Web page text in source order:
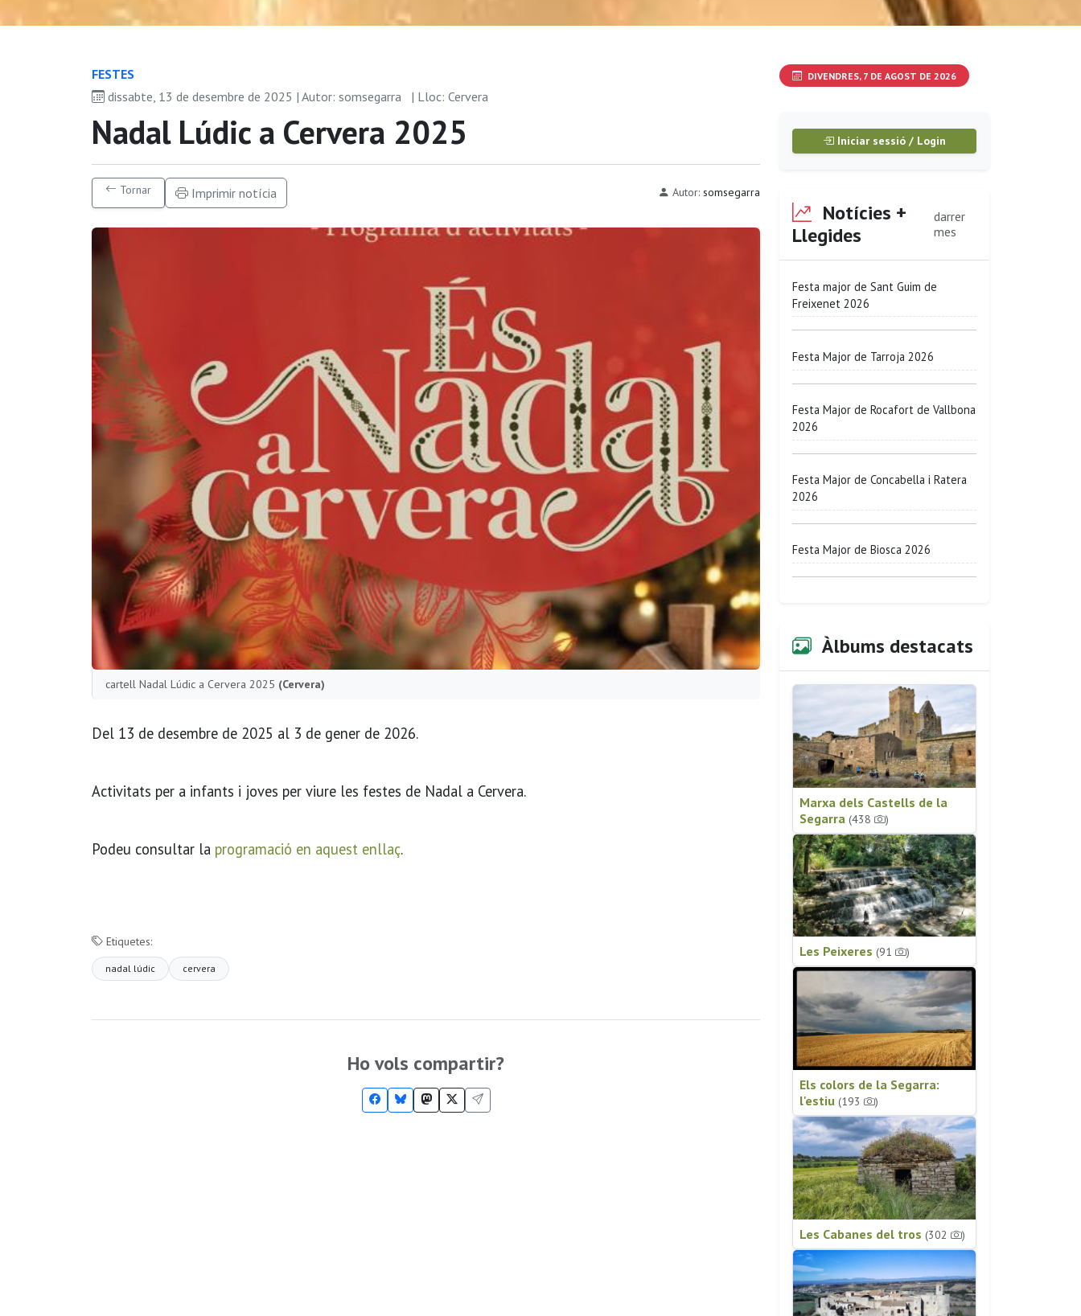
FESTES
dissabte, 13 de desembre de 2025 | Autor: somsegarra
| Lloc: Cervera
Nadal Lúdic a Cervera 2025
Tornar Imprimir notícia Autor: somsegarra
cartell Nadal Lúdic a Cervera 2025 (Cervera)
Del 13 de desembre de 2025 al 3 de gener de 2026.
Activitats per a infants i joves per viure les festes de Nadal a Cervera.
Podeu consultar la programació en aquest enllaç.
Etiquetes:
nadal lúdic cervera
Ho vols compartir?
DIVENDRES, 7 DE AGOST DE 2026
Iniciar sessió / Login
Notícies +
Llegides
darrer
mes
Festa major de Sant Guim de
Freixenet 2026
Festa Major de Tarroja 2026
Festa Major de Rocafort de Vallbona
2026
Festa Major de Concabella i Ratera
2026
Festa Major de Biosca 2026
Àlbums destacats
Marxa dels Castells de la
Segarra (438 )
Les Peixeres (91 )
Els colors de la Segarra:
l'estiu (193 )
Les Cabanes del tros (302 )